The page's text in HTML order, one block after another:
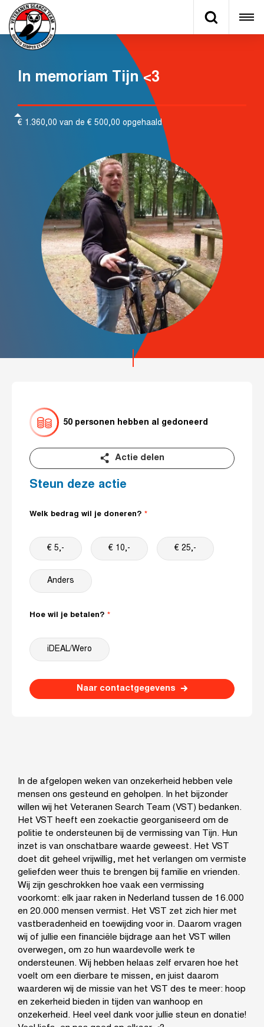
In memoriam Tijn <3
€ 1.360,00 van de € 500,00 opgehaald
50 personen hebben al gedoneerd
Actie delen
Steun deze actie
Welk bedrag wil je doneren?
€ 5,- € 10,- € 25,-
Anders
Hoe wil je betalen?
iDEAL/Wero
Naar contactgegevens
In de afgelopen weken van onzekerheid hebben vele
mensen ons gesteund en geholpen. In het bijzonder
willen wij het Veteranen Search Team (VST) bedanken.
Het VST heeft een zoekactie georganiseerd om de
politie te ondersteunen bij de vermissing van Tijn. Hun
inzet is van onschatbare waarde geweest. Het VST
doet dit geheel vrijwillig, met het verlangen om vermiste
geliefden weer thuis te brengen bij familie en vrienden.
Wij zijn geschrokken hoe vaak een vermissing
voorkomt: elk jaar raken in Nederland tussen de 16.000
en 20.000 mensen vermist. Het VST zet zich hier met
vastberadenheid en toewijding voor in. Daarom vragen
wij of jullie een financiële bijdrage aan het VST willen
overwegen, om zo hun waardevolle werk te
ondersteunen. Wij hebben helaas zelf ervaren hoe het
voelt om een dierbare te missen, en juist daarom
waarderen wij de missie van het VST des te meer: hoop
en zekerheid bieden in tijden van wanhoop en
onzekerheid. Heel veel dank voor jullie steun en donatie!